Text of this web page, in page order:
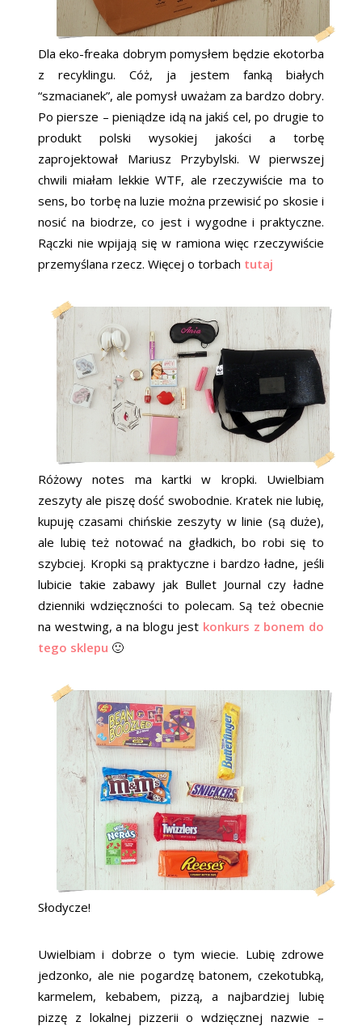
Dla eko-freaka dobrym pomysłem będzie ekotorba
z recyklingu. Cóż, ja jestem fanką białych
“szmacianek”, ale pomysł uważam za bardzo dobry.
Po piersze – pieniądze idą na jakiś cel, po drugie to
produkt polski wysokiej jakości a torbę
zaprojektował Mariusz Przybylski. W pierwszej
chwili miałam lekkie WTF, ale rzeczywiście ma to
sens, bo torbę na luzie można przewisić po skosie i
nosić na biodrze, co jest i wygodne i praktyczne.
Rączki nie wpijają się w ramiona więc rzeczywiście
przemyślana rzecz. Więcej o torbach tutaj
Różowy notes ma kartki w kropki. Uwielbiam
zeszyty ale piszę dość swobodnie. Kratek nie lubię,
kupuję czasami chińskie zeszyty w linie (są duże),
ale lubię też notować na gładkich, bo robi się to
szybciej. Kropki są praktyczne i bardzo ładne, jeśli
lubicie takie zabawy jak Bullet Journal czy ładne
dzienniki wdzięczności to polecam. Są też obecnie
na westwing, a na blogu jest konkurs z bonem do
tego sklepu 🙂
Słodycze!
Uwielbiam i dobrze o tym wiecie. Lubię zdrowe
jedzonko, ale nie pogardzę batonem, czekotubką,
karmelem, kebabem, pizzą, a najbardziej lubię
pizzę z lokalnej pizzerii o wdzięcznej nazwie –